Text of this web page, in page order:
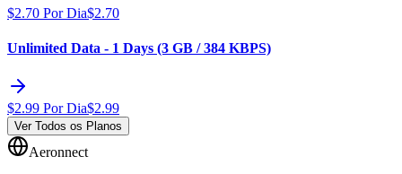
$2.70 Por Dia$2.70
Unlimited Data - 1 Days (3 GB / 384 KBPS)
$2.99 Por Dia$2.99
Ver Todos os Planos
Aeronnect